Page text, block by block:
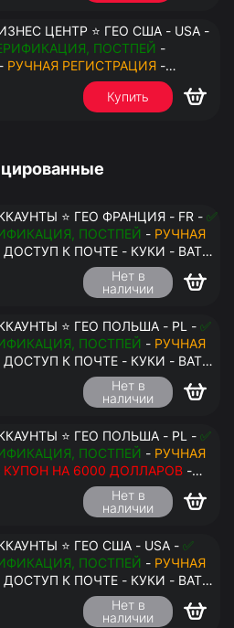
ЦЕНТР ⭐ ГЕО США - USA -
ПОСТПЕЙ -
- РУЧНАЯ РЕГИСТРАЦИЯ -
- КУКИ - ВАТ ЗАПОЛНЕН -
Купить
⭐ ГЕО ФРАНЦИЯ - FR - ✅
ПОСТПЕЙ - РУЧНАЯ
ДОСТУП К ПОЧТЕ - КУКИ - ВАТ
В АНТИДЕТЕКТ
Нет в
наличии
⭐ ГЕО ПОЛЬША - PL - ✅
ПОСТПЕЙ - РУЧНАЯ
ДОСТУП К ПОЧТЕ - КУКИ - ВАТ
В АНТИДЕТЕКТ
Нет в
наличии
⭐ ГЕО ПОЛЬША - PL - ✅
ПОСТПЕЙ - РУЧНАЯ
КУПОН НА 6000 ДОЛЛАРОВ -
- КУКИ - ВАТ ЗАПОЛНЕН -
Нет в
наличии
⭐ ГЕО США - USA - ✅
ПОСТПЕЙ - РУЧНАЯ
ДОСТУП К ПОЧТЕ - КУКИ - ВАТ
В АНТИДЕТЕКТ
Нет в
наличии